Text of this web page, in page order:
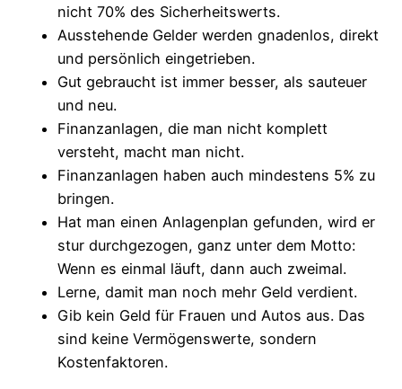
nicht 70% des Sicherheitswerts.
Ausstehende Gelder werden gnadenlos, direkt
und persönlich eingetrieben.
Gut gebraucht ist immer besser, als sauteuer
und neu.
Finanzanlagen, die man nicht komplett
versteht, macht man nicht.
Finanzanlagen haben auch mindestens 5% zu
bringen.
Hat man einen Anlagenplan gefunden, wird er
stur durchgezogen, ganz unter dem Motto:
Wenn es einmal läuft, dann auch zweimal.
Lerne, damit man noch mehr Geld verdient.
Gib kein Geld für Frauen und Autos aus. Das
sind keine Vermögenswerte, sondern
Kostenfaktoren.